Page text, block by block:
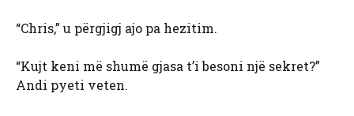
“Chris,” u përgjigj ajo pa hezitim.
“Kujt keni më shumë gjasa t’i besoni një sekret?”
Andi pyeti veten.